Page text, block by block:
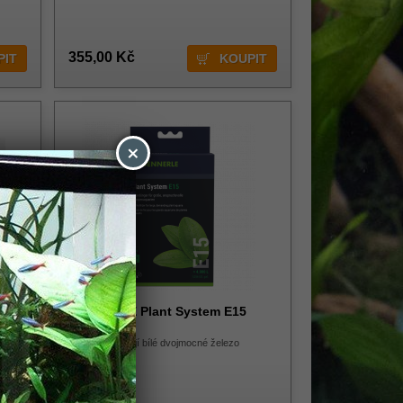
355,00 Kč
DENNERLE Plant System E15
40ks
Tablety obsahují bílé dvojmocné železo
×